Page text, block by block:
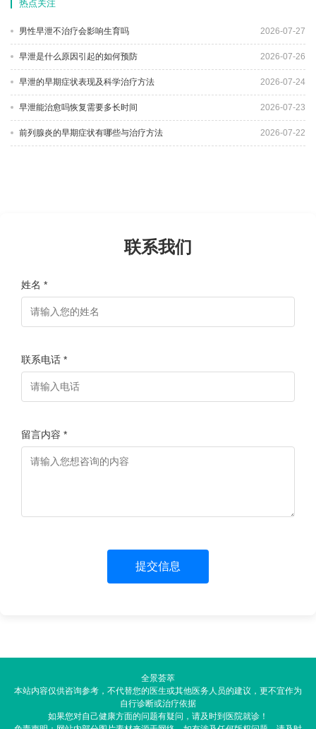
热点关注
男性早泄不治疗会影响生育吗 2026-07-27
早泄是什么原因引起的如何预防 2026-07-26
早泄的早期症状表现及科学治疗方法 2026-07-24
早泄能治愈吗恢复需要多长时间 2026-07-23
前列腺炎的早期症状有哪些与治疗方法 2026-07-22
联系我们
姓名 *
联系电话 *
留言内容 *
提交信息
全景荟萃
本站内容仅供咨询参考，不代替您的医生或其他医务人员的建议，更不宜作为
自行诊断或治疗依据
如果您对自己健康方面的问题有疑问，请及时到医院就诊！